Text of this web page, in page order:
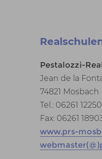
Pestalozzi-
Jean de la
74821 Mosbach
Tel.: 06261 12250
Fax: 06261
www.prs-